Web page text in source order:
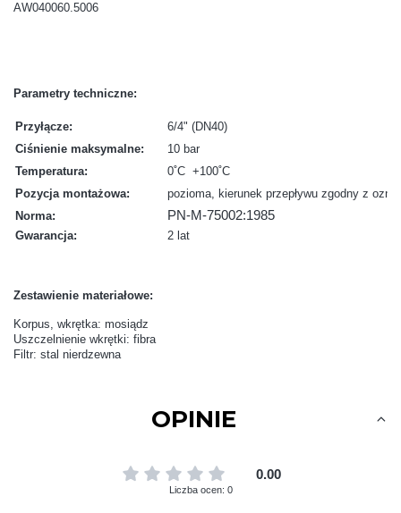
AW040060.5006
Parametry techniczne:
Przyłącze:
6/4" (DN40)
Ciśnienie maksymalne:
10 bar
Temperatura:
0˚C +100˚C
Pozycja montażowa:
pozioma, kierunek przepływu zgodny z
Norma:
PN-M-75002:1985
Gwarancja: 2 lat
Zestawienie materiałowe:
Korpus, wkrętka: mosiądz
Uszczelnienie wkrętki: fibra
Filtr: stal nierdzewna
OPINIE
0.00
Liczba ocen: 0